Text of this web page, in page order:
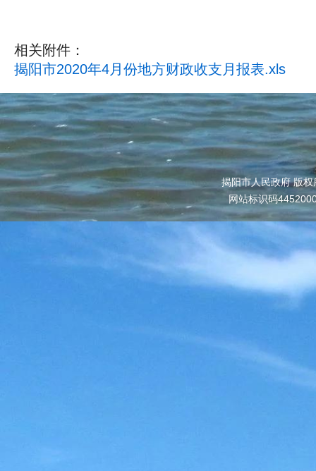
相关附件：
揭阳市2020年4月份地方财政收支月报表.xls
揭阳市人民政府 版
网站标识码